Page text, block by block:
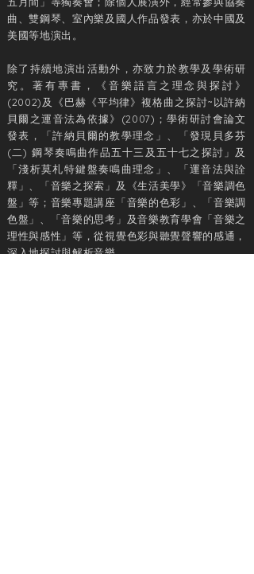
曲、雙鋼琴、室內樂及國人作品發表，亦於中國及
美國等地演出。
除了持續地演出活動外，亦致力於教學及學術研
究。著有專書，《音樂語言之理念與探討》
(2002)及《巴赫《平均律》複格曲之探討~以許納
貝爾之運音法為依據》(2007)；學術研討會論文
發表，「許納貝爾的教學理念」、「發現貝多芬
(二) 鋼琴奏鳴曲作品五十三及五十七之探討」及
「淺析莫札特鍵盤奏鳴曲理念」、「運音法與詮
釋」、「音樂之探索」及《生活美學》「音樂調色
盤」等；音樂專題講座「音樂的色彩」、「音樂調
色盤」、「音樂的思考」及音樂教育學會「音樂之
理性與感性」等，從視覺色彩與聽覺聲響的感通，
深入地探討與解析音樂。